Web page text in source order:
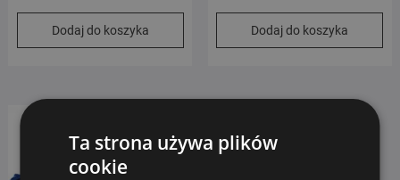
cena
159.00 zł.
cena
155.00 zł.
Dodaj do koszyka
cena
79.00
cena
71.99
Dodaj do koszyka
Ta strona używa plików
cookie